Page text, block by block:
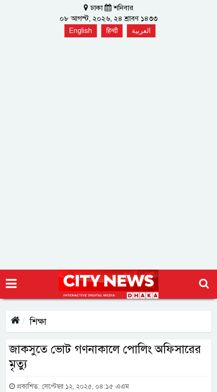
ঢাকা
শনিবার
০৮ আগস্ট, ২০২৬, ২৪ শ্রাবণ ১৪৩৩
English हिन्दी العربية
শিক্ষা
জাকসুতে ভোট গণনাকালে পোলিং অফিসারের
মৃত্যু
প্রকাশিত: সেপ্টেম্বর ১২, ২০২৫, ০৪:১৫ এএম